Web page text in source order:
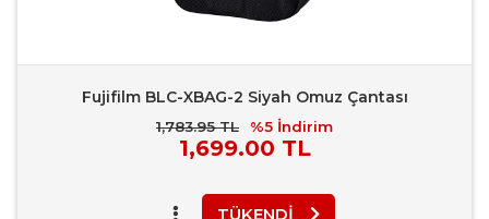
Fujifilm BLC-XBAG-2 Siyah Omuz Çantası
Piyasa
Fiyatı
1,699.00 TL
%5 İndirim
1,783.95 TL
TÜKENDI